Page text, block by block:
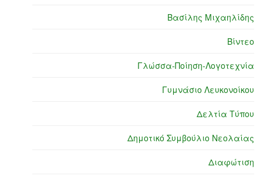
Βασίλης Μιχαηλίδης
Βίντεο
Γλώσσα-Ποίηση-Λογοτεχνία
Γυμνάσιο Λευκονοίκου
Δελτία Τύπου
Δημοτικό Συμβούλιο Νεολαίας
Διαφώτιση